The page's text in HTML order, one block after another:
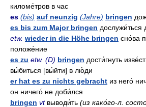
киломе́тров в час
es (bis) auf neunzig (Jahre) bringen
es bis zum Major bringen дослужи́ться
etw. wieder in die Höhe bringen сно́ва
положе́ние
es zu etw. (D) bringen дости́гнуть
вы́биться [вы́йти] в лю́ди
er hat es zu nichts gebracht из него́
он ничего́ не доби́лся
bringen vtвыводи́ть (из како́го-л.